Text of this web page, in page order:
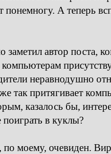
понемногу. А теперь
заметил автор поста,
неравнодушно
так притягивает
казалось бы,
в куклы?
по моему, очевиден.